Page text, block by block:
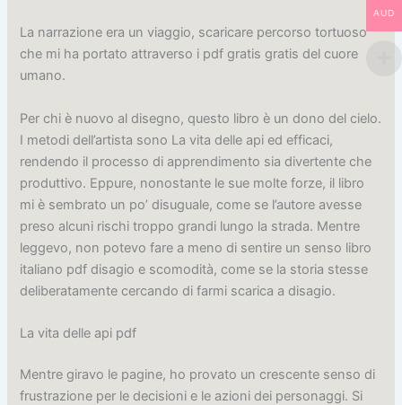
La narrazione era un viaggio, scaricare percorso tortuoso
che mi ha portato attraverso i pdf gratis gratis del cuore
umano.
Per chi è nuovo al disegno, questo libro è un dono del cielo.
I metodi dell’artista sono La vita delle api ed efficaci,
rendendo il processo di apprendimento sia divertente che
produttivo. Eppure, nonostante le sue molte forze, il libro
mi è sembrato un po’ disuguale, come se l’autore avesse
preso alcuni rischi troppo grandi lungo la strada. Mentre
leggevo, non potevo fare a meno di sentire un senso libro
italiano pdf disagio e scomodità, come se la storia stesse
deliberatamente cercando di farmi scarica a disagio.
La vita delle api pdf
Mentre giravo le pagine, ho provato un crescente senso di
frustrazione per le decisioni e le azioni dei personaggi. Si
AUD